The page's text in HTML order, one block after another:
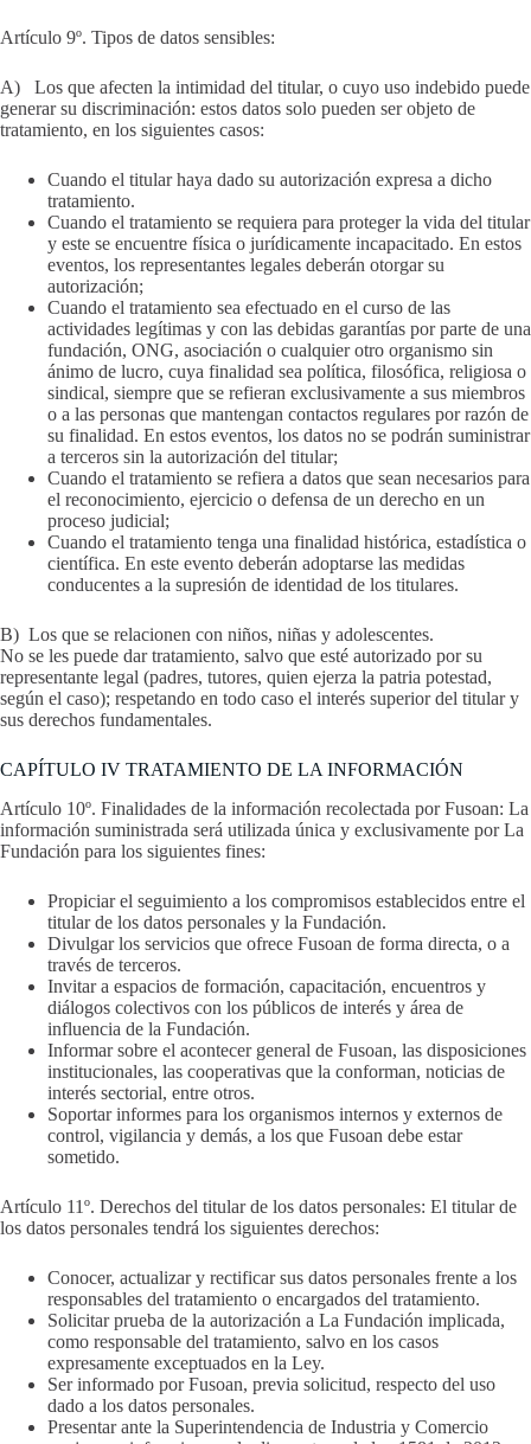
Artículo 9º. Tipos de datos sensibles:
A) Los que afecten la intimidad del titular, o cuyo uso indebido puede
generar su discriminación: estos datos solo pueden ser objeto de
tratamiento, en los siguientes casos:
Cuando el titular haya dado su autorización expresa a dicho
tratamiento.
Cuando el tratamiento se requiera para proteger la vida del titular
y este se encuentre física o jurídicamente incapacitado. En estos
eventos, los representantes legales deberán otorgar su
autorización;
Cuando el tratamiento sea efectuado en el curso de las
actividades legítimas y con las debidas garantías por parte de una
fundación, ONG, asociación o cualquier otro organismo sin
ánimo de lucro, cuya finalidad sea política, filosófica, religiosa o
sindical, siempre que se refieran exclusivamente a sus miembros
o a las personas que mantengan contactos regulares por razón de
su finalidad. En estos eventos, los datos no se podrán suministrar
a terceros sin la autorización del titular;
Cuando el tratamiento se refiera a datos que sean necesarios para
el reconocimiento, ejercicio o defensa de un derecho en un
proceso judicial;
Cuando el tratamiento tenga una finalidad histórica, estadística o
científica. En este evento deberán adoptarse las medidas
conducentes a la supresión de identidad de los titulares.
B) Los que se relacionen con niños, niñas y adolescentes.
No se les puede dar tratamiento, salvo que esté autorizado por su
representante legal (padres, tutores, quien ejerza la patria potestad,
según el caso); respetando en todo caso el interés superior del titular y
sus derechos fundamentales.
CAPÍTULO IV TRATAMIENTO DE LA INFORMACIÓN
Artículo 10º. Finalidades de la información recolectada por Fusoan: La
información suministrada será utilizada única y exclusivamente por La
Fundación para los siguientes fines:
Propiciar el seguimiento a los compromisos establecidos entre el
titular de los datos personales y la Fundación.
Divulgar los servicios que ofrece Fusoan de forma directa, o a
través de terceros.
Invitar a espacios de formación, capacitación, encuentros y
diálogos colectivos con los públicos de interés y área de
influencia de la Fundación.
Informar sobre el acontecer general de Fusoan, las disposiciones
institucionales, las cooperativas que la conforman, noticias de
interés sectorial, entre otros.
Soportar informes para los organismos internos y externos de
control, vigilancia y demás, a los que Fusoan debe estar
sometido.
Artículo 11º. Derechos del titular de los datos personales: El titular de
los datos personales tendrá los siguientes derechos:
Conocer, actualizar y rectificar sus datos personales frente a los
responsables del tratamiento o encargados del tratamiento.
Solicitar prueba de la autorización a La Fundación implicada,
como responsable del tratamiento, salvo en los casos
expresamente exceptuados en la Ley.
Ser informado por Fusoan, previa solicitud, respecto del uso
dado a los datos personales.
Presentar ante la Superintendencia de Industria y Comercio